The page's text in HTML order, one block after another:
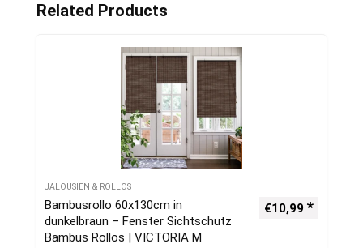
Related Products
JALOUSIEN & ROLLOS
Bambusrollo 60x130cm in
dunkelbraun – Fenster Sichtschutz
Bambus Rollos | VICTORIA M
€10,99